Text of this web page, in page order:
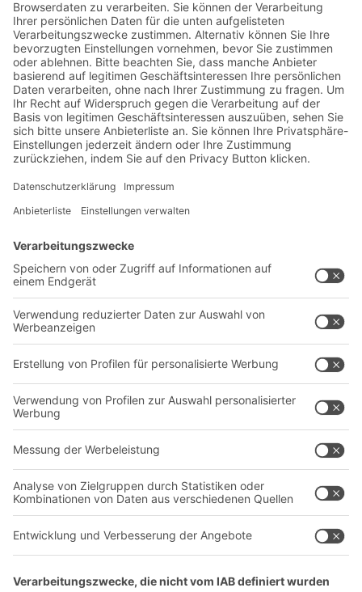
Jetzt beim BITO Newsletter
anmelden:
Lager- & Logistiknews
Exklusive Rabatte
Neuheiten
Lösungen
Behältersysteme
Regalsysteme
Transportsysteme
Beratung & Service
Unternehmen
Standorte weltweit
Produktionsstandorte
Follow us
BIT O
YOUR LIFE.